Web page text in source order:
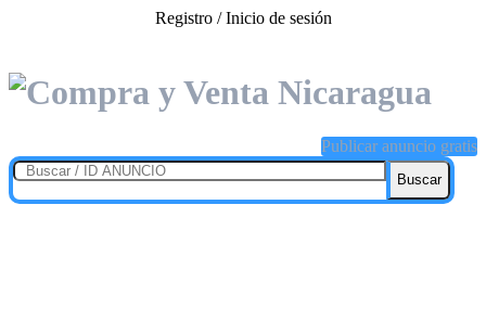
Registro / Inicio de sesión
Publicar anuncio gratis
Buscar